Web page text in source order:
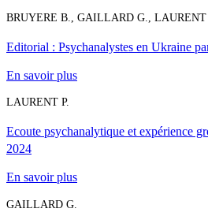
BRUYERE B., GAILLARD G., LAURENT
Editorial : Psychanalystes en Ukraine
En savoir plus
LAURENT P.
Ecoute psychanalytique et expérience
2024
En savoir plus
GAILLARD G.